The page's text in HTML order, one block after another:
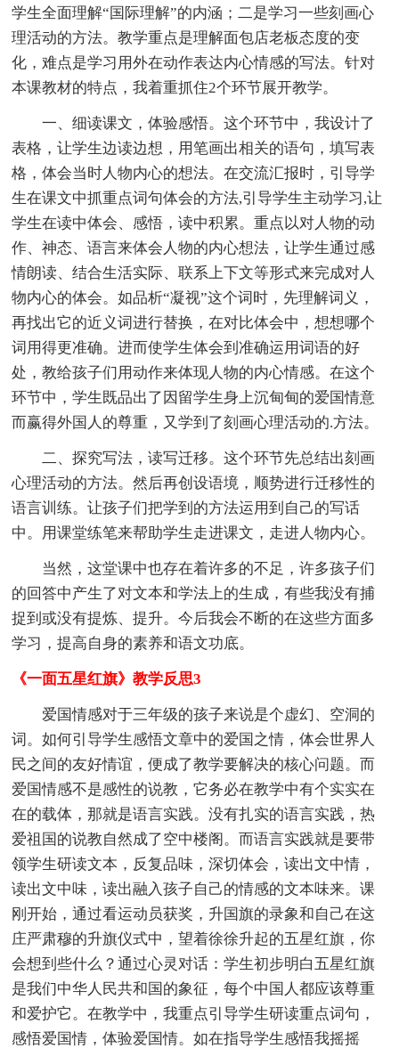
学生全面理解“国际理解”的内涵；二是学习一些刻画心
理活动的方法。教学重点是理解面包店老板态度的变
化，难点是学习用外在动作表达内心情感的写法。针对
本课教材的特点，我着重抓住2个环节展开教学。
一、细读课文，体验感悟。这个环节中，我设计了
表格，让学生边读边想，用笔画出相关的语句，填写表
格，体会当时人物内心的想法。在交流汇报时，引导学
生在课文中抓重点词句体会的方法,引导学生主动学习,让
学生在读中体会、感悟，读中积累。重点以对人物的动
作、神态、语言来体会人物的内心想法，让学生通过感
情朗读、结合生活实际、联系上下文等形式来完成对人
物内心的体会。如品析“凝视”这个词时，先理解词义，
再找出它的近义词进行替换，在对比体会中，想想哪个
词用得更准确。进而使学生体会到准确运用词语的好
处，教给孩子们用动作来体现人物的内心情感。在这个
环节中，学生既品出了因留学生身上沉甸甸的爱国情意
而赢得外国人的尊重，又学到了刻画心理活动的.方法。
二、探究写法，读写迁移。这个环节先总结出刻画
心理活动的方法。然后再创设语境，顺势进行迁移性的
语言训练。让孩子们把学到的方法运用到自己的写话
中。用课堂练笔来帮助学生走进课文，走进人物内心。
当然，这堂课中也存在着许多的不足，许多孩子们
的回答中产生了对文本和学法上的生成，有些我没有捕
捉到或没有提炼、提升。今后我会不断的在这些方面多
学习，提高自身的素养和语文功底。
《一面五星红旗》教学反思3
爱国情感对于三年级的孩子来说是个虚幻、空洞的
词。如何引导学生感悟文章中的爱国之情，体会世界人
民之间的友好情谊，便成了教学要解决的核心问题。而
爱国情感不是感性的说教，它务必在教学中有个实实在
在的载体，那就是语言实践。没有扎实的语言实践，热
爱祖国的说教自然成了空中楼阁。而语言实践就是要带
领学生研读文本，反复品味，深切体会，读出文中情，
读出文中味，读出融入孩子自己的情感的文本味来。课
刚开始，通过看运动员获奖，升国旗的录象和自己在这
庄严肃穆的升旗仪式中，望着徐徐升起的五星红旗，你
会想到些什么？通过心灵对话：学生初步明白五星红旗
是我们中华人民共和国的象征，每个中国人都应该尊重
和爱护它。在教学中，我重点引导学生研读重点词句，
感悟爱国情，体验爱国情。如在指导学生感悟我摇摇